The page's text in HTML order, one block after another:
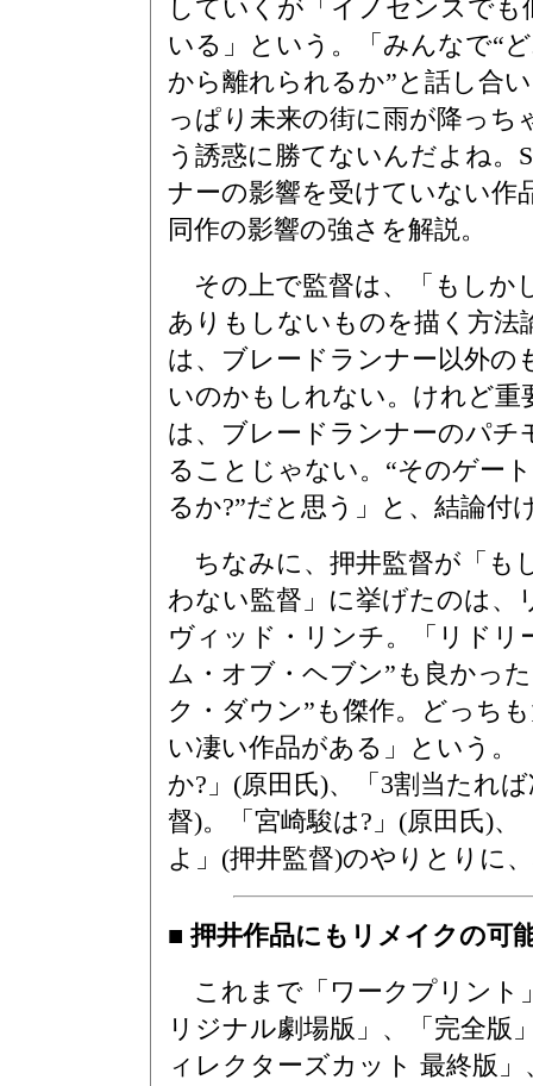
していくが「イノセンスで
いる」という。「みんなで“
から離れられるか”と話し合
っぱり未来の街に雨が降っち
う誘惑に勝てないんだよね。
ナーの影響を受けていない作
同作の影響の強さを解説。
その上で監督は、「もしか
ありもしないものを描く方法
は、ブレードランナー以外の
いのかもしれない。けれど重
は、ブレードランナーのパチ
ることじゃない。“そのゲー
るか?”だと思う」と、結論付
ちなみに、押井監督が「も
わない監督」に挙げたのは、
ヴィッド・リンチ。「リドリ
ム・オブ・ヘブン”も良かっ
ク・ダウン”も傑作。どっち
い凄い作品がある」という。
か?」(原田氏)、「3割当たれ
督)。「宮崎駿は?」(原田氏)
よ」(押井監督)のやりとりに
■ 押井作品にもリメイクの可
これまで「ワークプリント
リジナル劇場版」、「完全版
ィレクターズカット 最終版